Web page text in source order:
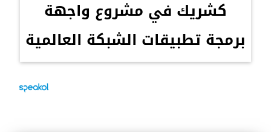
كشريك في مشروع واجهة
برمجة تطبيقات الشبكة العالمية